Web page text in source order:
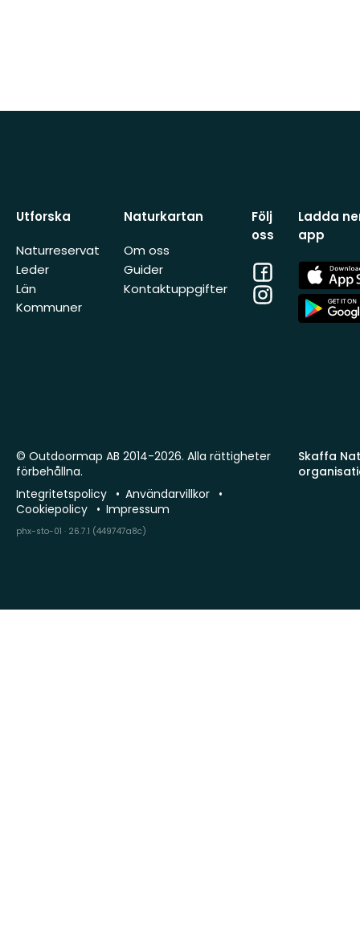
Utforska
Naturreservat
Leder
Län
Kommuner
Naturkartan
Om oss
Guider
Kontaktuppgifter
Följ
oss
Facebook
Instagram
Ladda
app
App
Store
App
Store
Skaffa
© Outdoormap AB 2014-2026. Alla rättigheter
förbehållna.
Integritetspolicy
Användarvillkor
Cookiepolicy
Impressum
phx-sto-01 · 26.7.1 (449747a8c)